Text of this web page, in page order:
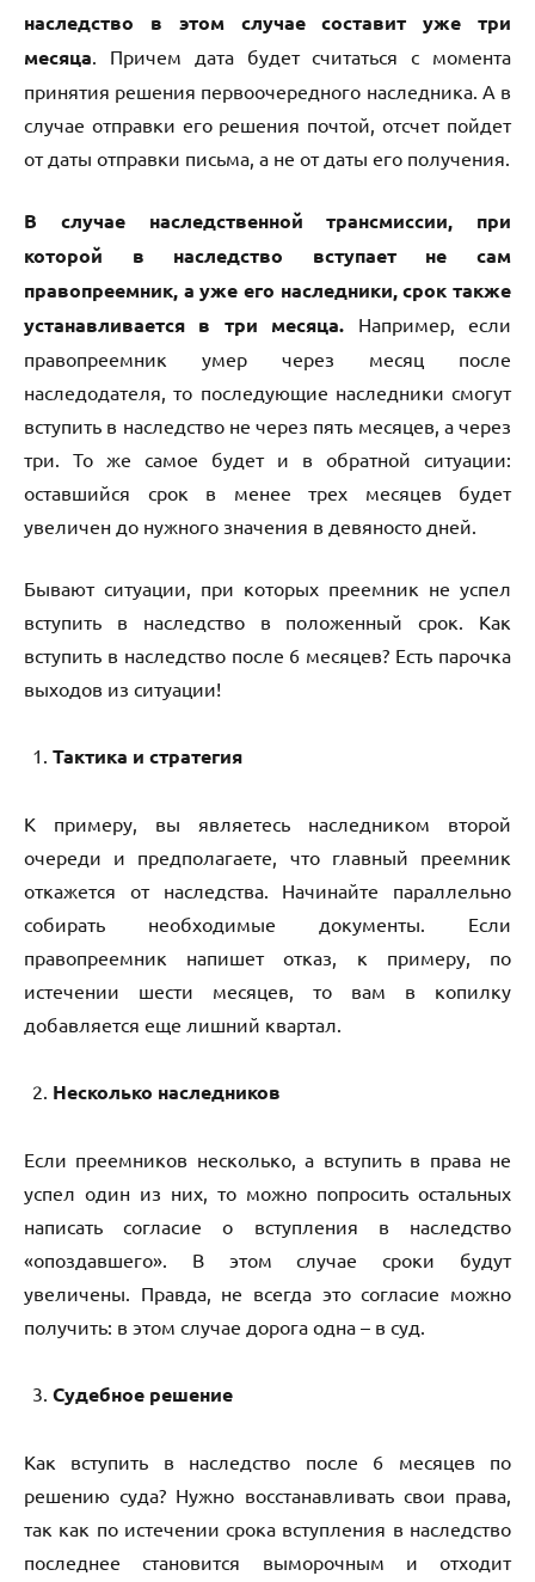
наследство в этом случае составит уже три
месяца. Причем дата будет считаться с момента
принятия решения первоочередного наследника. А в
случае отправки его решения почтой, отсчет пойдет
от даты отправки письма, а не от даты его получения.
В случае наследственной трансмиссии, при
которой в наследство вступает не сам
правопреемник, а уже его наследники, срок также
устанавливается в три месяца. Например, если
правопреемник умер через месяц после
наследодателя, то последующие наследники смогут
вступить в наследство не через пять месяцев, а через
три. То же самое будет и в обратной ситуации:
оставшийся срок в менее трех месяцев будет
увеличен до нужного значения в девяносто дней.
Бывают ситуации, при которых преемник не успел
вступить в наследство в положенный срок. Как
вступить в наследство после 6 месяцев? Есть парочка
выходов из ситуации!
Тактика и стратегия
К примеру, вы являетесь наследником второй
очереди и предполагаете, что главный преемник
откажется от наследства. Начинайте параллельно
собирать необходимые документы. Если
правопреемник напишет отказ, к примеру, по
истечении шести месяцев, то вам в копилку
добавляется еще лишний квартал.
Несколько наследников
Если преемников несколько, а вступить в права не
успел один из них, то можно попросить остальных
написать согласие о вступления в наследство
«опоздавшего». В этом случае сроки будут
увеличены. Правда, не всегда это согласие можно
получить: в этом случае дорога одна – в суд.
Судебное решение
Как вступить в наследство после 6 месяцев по
решению суда? Нужно восстанавливать свои права,
так как по истечении срока вступления в наследство
последнее становится выморочным и отходит